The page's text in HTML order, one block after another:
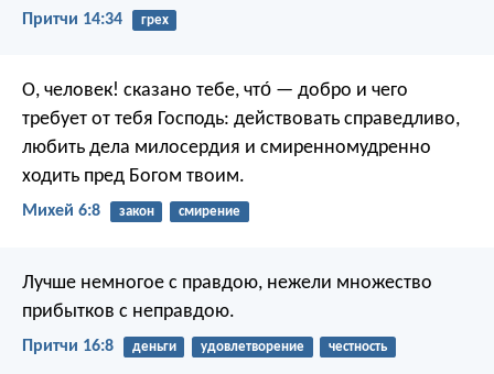
Притчи 14:34 грех
О, человек! сказано тебе, что́ — добро и чего
требует от тебя Господь: действовать справедливо,
любить дела милосердия и смиренномудренно
ходить пред Богом твоим.
Михей 6:8 закон смирение
Лучше немногое с правдою, нежели множество
прибытков с неправдою.
Притчи 16:8 деньги удовлетворение честность